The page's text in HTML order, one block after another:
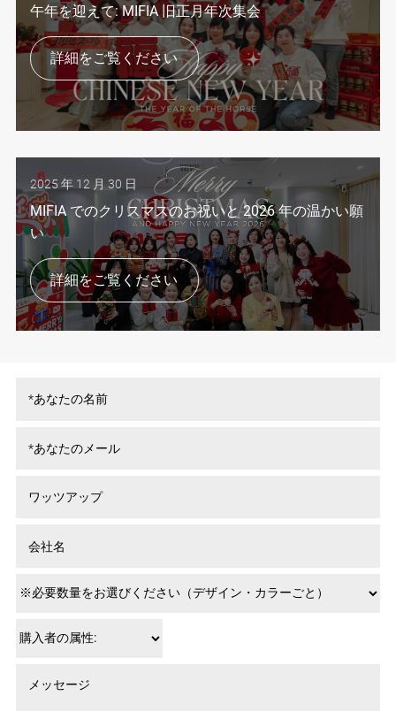
午年を迎えて: MIFIA 旧正月年次集会
詳細をご覧ください
2025 年 12 月 30 日
MIFIA でのクリスマスのお祝いと 2026 年の温かい願
い
詳細をご覧ください